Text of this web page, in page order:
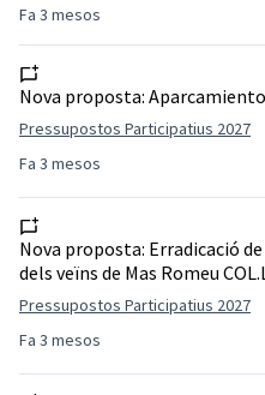
Fa 3 mesos
Fa 3 mesos
Nova proposta:
Pressupostos Participatius 2027
Fa 3 mesos
Nova proposta: Erradicació
dels veïns de Mas Romeu
Pressupostos Participatius 2027